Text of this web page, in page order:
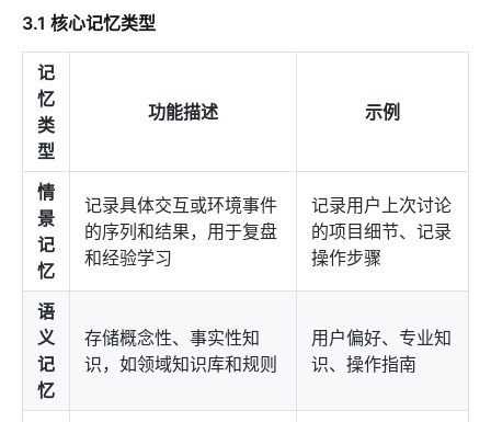
3.1 核心记忆类型
记
忆
类
型
功能描述 示例
情
景
记
忆
记录具体交互或环境事件
的序列和结果，用于复盘
和经验学习
记录用户上次讨论
的项目细节、记录
操作步骤
语
义
记
忆
存储概念性、事实性知
识，如领域知识库和规则
用户偏好、专业知
识、操作指南